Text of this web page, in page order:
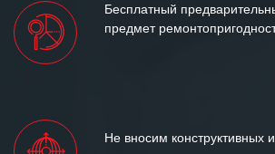
Бесплатный
предмет
Не вносим конструктивных